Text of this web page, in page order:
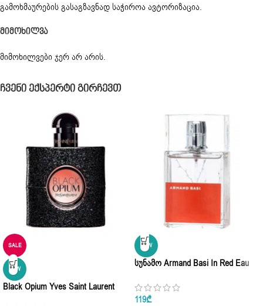
Მიმოხილვა
მიმოხილვები ჯერ არ არის.
გამოხმაურების გასაგზავნად საჭიროა ავტორიზაცია.
Ჩვენი Ექსპერტი Გირჩევთ
SALE
NEW
Black Opium Yves Saint Laurent
NEW
Სუნამო Armand Basi In Red Eau
119₾